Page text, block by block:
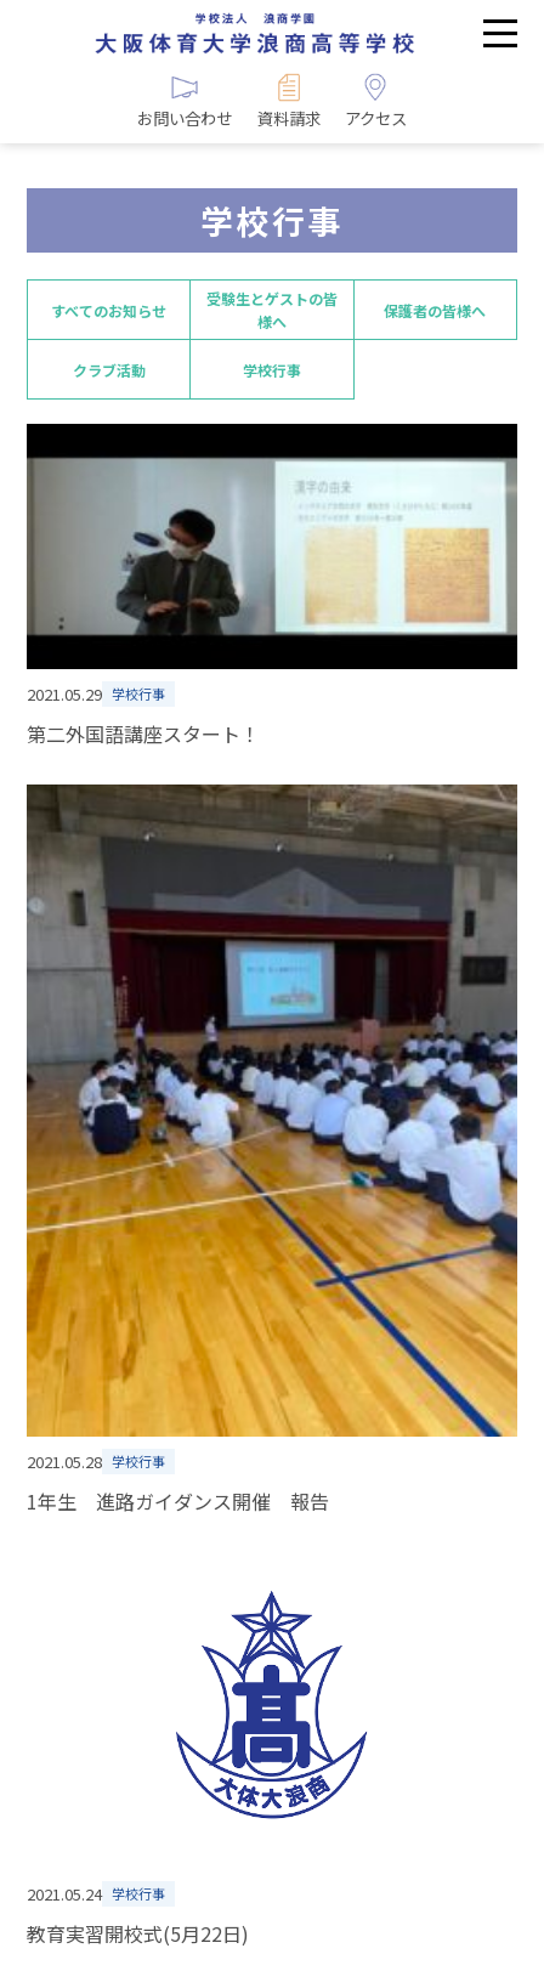
お問い合わせ 資料請求 アクセス
学校行事
すべてのお知らせ
受験生とゲストの皆
様へ
保護者の皆様へ
クラブ活動 学校行事
2021.05.29 学校行事
第二外国語講座スタート！
2021.05.28 学校行事
1年生 進路ガイダンス開催 報告
2021.05.24 学校行事
教育実習開校式(5月22日)